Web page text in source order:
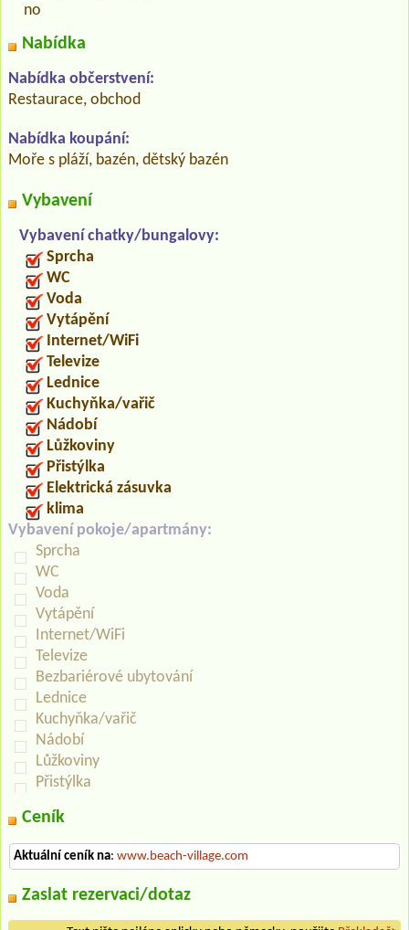
no
Nabídka
Nabídka občerstvení:
Restaurace, obchod
Nabídka koupání:
Moře s pláží, bazén, dětský bazén
Vybavení
Vybavení chatky/bungalovy:
Sprcha
WC
Voda
Vytápění
Internet/WiFi
Televize
Lednice
Kuchyňka/vařič
Nádobí
Lůžkoviny
Přistýlka
Elektrická zásuvka
klima
Vybavení pokoje/apartmány:
Sprcha
WC
Voda
Vytápění
Internet/WiFi
Televize
Bezbariérové ubytování
Lednice
Kuchyňka/vařič
Nádobí
Lůžkoviny
Přistýlka
Ceník
Aktuální ceník na: www.beach-village.com
Zaslat rezervaci/dotaz